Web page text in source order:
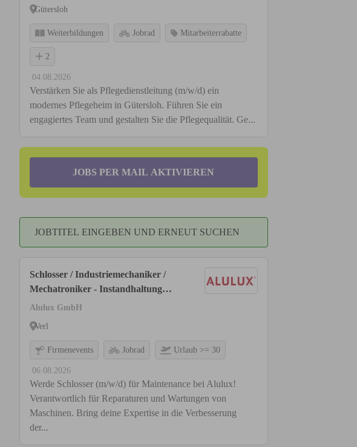
Gütersloh
Weiterbildungen Jobrad Mitarbeiterrabatte
2
04.08.2026
Verstärken Sie als Pflegedienstleitung (m/w/d) ein
modernes Pflegeheim in Gütersloh. Führen Sie ein
engagiertes Team und gestalten Sie die Pflegequalität. Ge...
JOBS PER MAIL AKTIVIEREN
JOBTITEL EINGEBEN UND ERNEUT SUCHEN
Schlosser / Industriemechaniker /
Mechatroniker - Instandhaltung
Maschinen & Anlagen (m/w/d)
Alulux GmbH
Verl
Firmenevents Jobrad Urlaub >= 30
06.08.2026
Werde Schlosser (m/w/d) für Maintenance bei Alulux!
Verantwortlich für Reparaturen und Wartungen von
Maschinen. Bring deine Expertise in die Verbesserung
der...